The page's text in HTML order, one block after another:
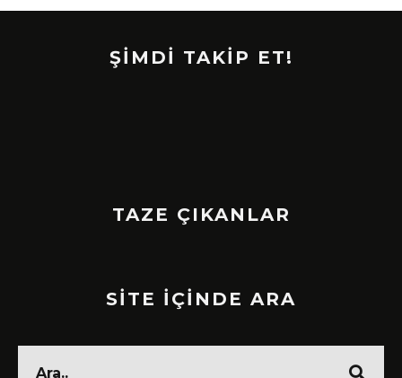
ŞİMDİ TAKİP ET!
TAZE ÇIKANLAR
SİTE İÇİNDE ARA